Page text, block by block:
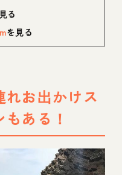
る
を見る
れお出かけス
ある！